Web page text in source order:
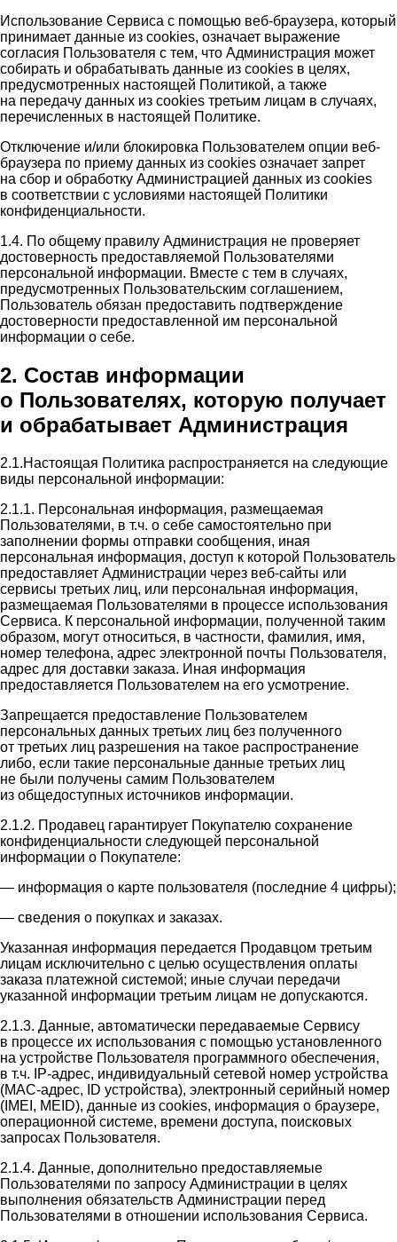
Использование Сервиса с помощью веб-браузера, который
принимает данные из cookies, означает выражение
согласия Пользователя с тем, что Администрация может
собирать и обрабатывать данные из cookies в целях,
предусмотренных настоящей Политикой, а также
на передачу данных из cookies третьим лицам в случаях,
перечисленных в настоящей Политике.
Отключение и/или блокировка Пользователем опции веб-
браузера по приему данных из cookies означает запрет
на сбор и обработку Администрацией данных из cookies
в соответствии с условиями настоящей Политики
конфиденциальности.
1.4. По общему правилу Администрация не проверяет
достоверность предоставляемой Пользователями
персональной информации. Вместе с тем в случаях,
предусмотренных Пользовательским соглашением,
Пользователь обязан предоставить подтверждение
достоверности предоставленной им персональной
информации о себе.
2. Состав информации
о Пользователях, которую получает
и обрабатывает Администрация
2.1.Настоящая Политика распространяется на следующие
виды персональной информации:
2.1.1. Персональная информация, размещаемая
Пользователями, в т.ч. о себе самостоятельно при
заполнении формы отправки сообщения, иная
персональная информация, доступ к которой Пользователь
предоставляет Администрации через веб-сайты или
сервисы третьих лиц, или персональная информация,
размещаемая Пользователями в процессе использования
Сервиса. К персональной информации, полученной таким
образом, могут относиться, в частности, фамилия, имя,
номер телефона, адрес электронной почты Пользователя,
адрес для доставки заказа. Иная информация
предоставляется Пользователем на его усмотрение.
Запрещается предоставление Пользователем
персональных данных третьих лиц без полученного
от третьих лиц разрешения на такое распространение
либо, если такие персональные данные третьих лиц
не были получены самим Пользователем
из общедоступных источников информации.
2.1.2. Продавец гарантирует Покупателю сохранение
конфиденциальности следующей персональной
информации о Покупателе:
— информация о карте пользователя (последние 4 цифры);
— сведения о покупках и заказах.
Указанная информация передается Продавцом третьим
лицам исключительно с целью осуществления оплаты
заказа платежной системой; иные случаи передачи
указанной информации третьим лицам не допускаются.
2.1.3. Данные, автоматически передаваемые Сервису
в процессе их использования с помощью установленного
на устройстве Пользователя программного обеспечения,
в т.ч. IP-адрес, индивидуальный сетевой номер устройства
(MAC-адрес, ID устройства), электронный серийный номер
(IMEI, MEID), данные из cookies, информация о браузере,
операционной системе, времени доступа, поисковых
запросах Пользователя.
2.1.4. Данные, дополнительно предоставляемые
Пользователями по запросу Администрации в целях
выполнения обязательств Администрации перед
Пользователями в отношении использования Сервиса.